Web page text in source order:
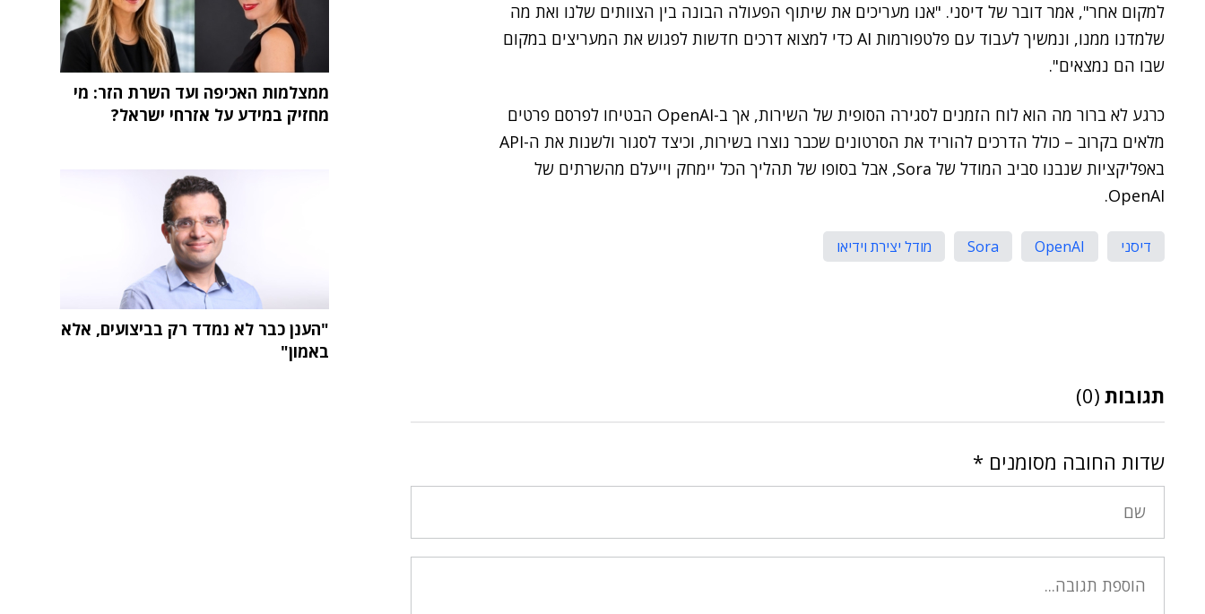
למקום אחר", אמר דובר של דיסני. "אנו מעריכים את שיתוף הפעולה הבונה בין הצוותים שלנו ואת מה
שלמדנו ממנו, ונמשיך לעבוד עם פלטפורמות AI כדי למצוא דרכים חדשות לפגוש את המעריצים במקום
שבו הם נמצאים".
כרגע לא ברור מה הוא לוח הזמנים לסגירה הסופית של השירות, אך ב-OpenAI הבטיחו לפרסם פרטים
מלאים בקרוב – כולל הדרכים להוריד את הסרטונים שכבר נוצרו בשירות, וכיצד לסגור ולשנות את ה-API
באפליקציות שנבנו סביב המודל של Sora, אבל בסופו של תהליך הכל יימחק וייעלם מהשרתים של
OpenAI.
דיסני OpenAI
Sora מודל יצירת וידיאו
תגובות (0)
שדות החובה מסומנים *
ממצלמות האכיפה ועד השרת הזר: מי
מחזיק במידע על אזרחי ישראל?
"הענן כבר לא נמדד רק בביצועים, אלא
באמון"